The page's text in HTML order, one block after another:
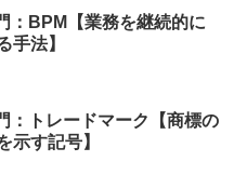
：BPM【業務を継続的に
手法】
：トレードマーク【商標の
示す記号】